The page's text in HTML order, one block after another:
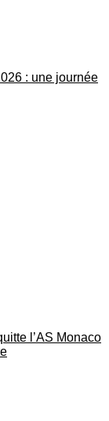
: une journée
l’AS Monaco